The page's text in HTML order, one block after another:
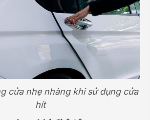
cửa nhẹ nhàng khi sử dụng cửa
hít